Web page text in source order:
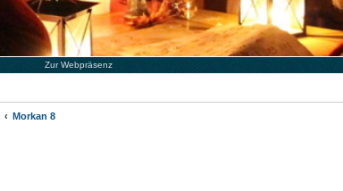
Zur Webpräsenz
Morkan 8